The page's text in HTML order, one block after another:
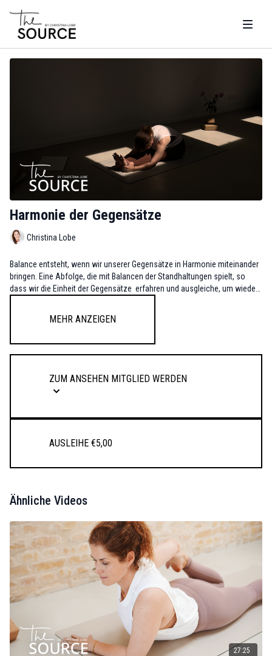
Harmonie der Gegensätze
Christina Lobe
Balance entsteht, wenn wir unserer Gegensätze in Harmonie miteinander
bringen. Eine Abfolge, die mit Balancen der Standhaltungen spielt, so
dass wir die Einheit der Gegensätze erfahren und ausgleiche, um wieder
Mehr anzeigen
Zum Ansehen Mitglied werden
Ausleihe €5,00
Ähnliche Videos
27:25